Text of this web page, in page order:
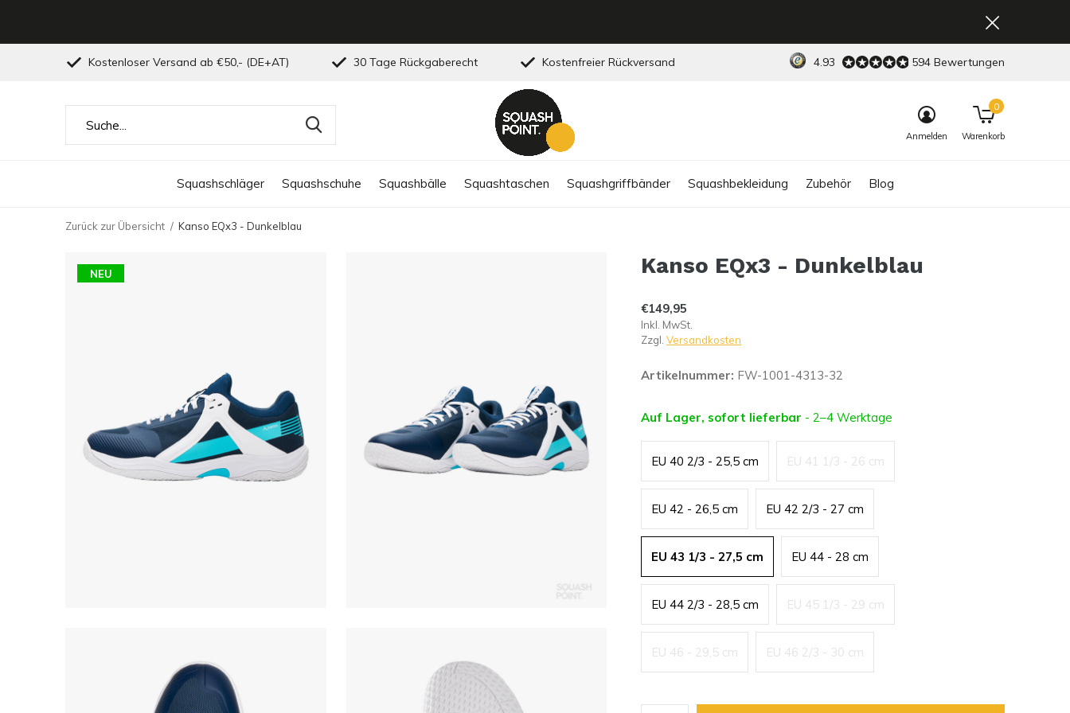
Squashschläger Squashschuhe Squashbälle Squashtaschen Squashgriffbänder Squashbekleidung Zubehör Blog
Anmelden Warenkorb
0
Kostenloser Versand ab €50,- (DE+AT) 30 Tage Rückgaberecht Kostenfreier Rückversand 4.93 594 Bewertungen
Zurück zur Übersicht Kanso EQx3 - Dunkelblau
NEU Kanso EQx3 - Dunkelblau
€149,95
Inkl. MwSt.
Zzgl. Versandkosten
Artikelnummer: FW-1001-4313-32
Auf Lager, sofort lieferbar - 2–4 Werktage
EU 40 2/3 - 25,5 cm EU 41 1/3 - 26 cm
EU 42 - 26,5 cm EU 42 2/3 - 27 cm
EU 43 1/3 - 27,5 cm EU 44 - 28 cm
EU 44 2/3 - 28,5 cm EU 45 1/3 - 29 cm
EU 46 - 29,5 cm EU 46 2/3 - 30 cm